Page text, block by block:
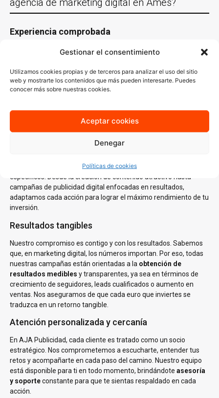
Gestionar el consentimiento
Utilizamos cookies propias y de terceros para analizar el uso del sitio
web y mostrarte los contenidos que más pueden interesarte. Puedes
conocer más sobre nuestras cookies.
Aceptar cookies
Denegar
Políticas de cookies
agencia de marketing digital en Ames?
Experiencia comprobada
Con más de 30 años de experiencia trabajando con empresas de
especialistas en distintas áreas delmarketing digital, conocemos
lo que funciona y sabemos cómo aplicarlo en cada sector.
Nuestro conocimiento del mercado local es clave para generar
también resuenen con ella.
Estrategias personalizadas
En AJA Publicidad, no creemos en las soluciones de talla única.
de tus necesidades, tu audiencia y tus objetivos
específicos. Desde la creación de contenido atractivo hasta
campañas de publicidad digital enfocadas en resultados,
adaptamos cada acción para lograr el máximo rendimiento de tu
inversión.
Resultados tangibles
Nuestro compromiso es contigo y con los resultados. Sabemos
que, en marketing digital, los números importan. Por eso, todas
nuestras campañas están orientadas a la obtención de
resultados medibles y transparentes, ya sea en términos de
crecimiento de seguidores, leads cualificados o aumento en
ventas. Nos aseguramos de que cada euro que inviertes se
traduzca en un retorno tangible.
Atención personalizada y cercanía
En AJA Publicidad, cada cliente es tratado como un socio
estratégico. Nos comprometemos a escucharte, entender tus
retos y acompañarte en cada paso del camino. Nuestro equipo
está disponible para ti en todo momento, brindándote asesoría
y soporteconstante para que te sientas respaldado en cada
acción.